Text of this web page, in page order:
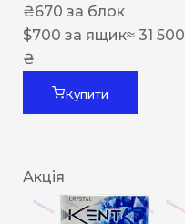
₴670 за блок
$700 за ящик≈ 31 500
₴
Купити
Акція